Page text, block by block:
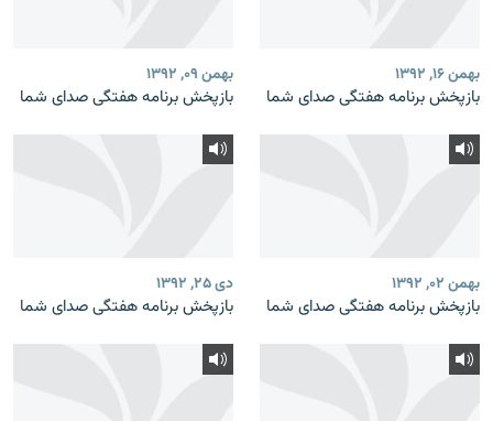
بهمن ۱۶, ۱۳۹۲
بازپخش برنامه‌ هفتگی صدای شما
بهمن ۰۹, ۱۳۹۲
بازپخش برنامه‌ هفتگی صدای شما
بهمن ۰۲, ۱۳۹۲
بازپخش برنامه‌ هفتگی صدای شما
دی ۲۵, ۱۳۹۲
بازپخش برنامه‌ هفتگی صدای شما